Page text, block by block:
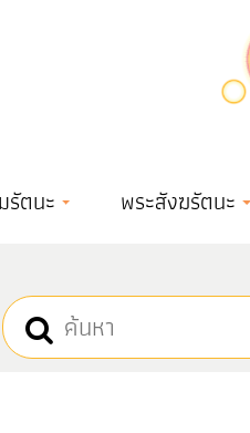
รัตนะ พระสังฆรัตนะ